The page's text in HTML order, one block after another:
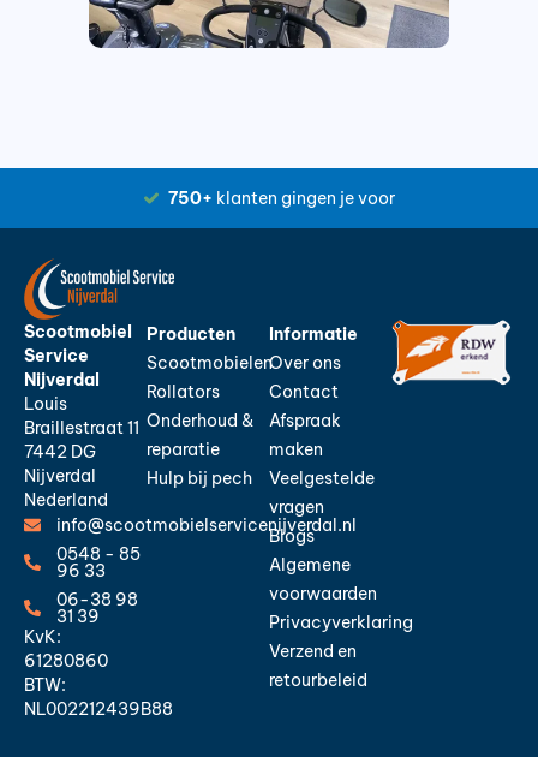
750+ klanten gingen je voor
Scootmobiel
Service
Nijverdal
Louis
Braillestraat 11
7442 DG
Nijverdal
Nederland
info@scootmobielservicenijverdal.nl
0548 - 85
96 33
06-38 98
31 39
KvK:
61280860
BTW:
NL002212439B88
Producten
Scootmobielen
Rollators
Onderhoud &
reparatie
Hulp bij pech
Informatie
Over ons
Contact
Afspraak
maken
Veelgestelde
vragen
Blogs
Algemene
voorwaarden
Privacyverklaring
Verzend en
retourbeleid